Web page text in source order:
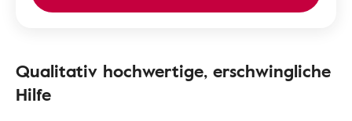
Qualitativ hochwertige, erschwingliche
Hilfe